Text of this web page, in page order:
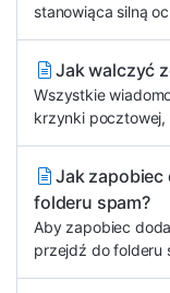
stanowiąca silną
Jak walczyć
Wszystkie
krzynki pocztowej,
Jak zapobiec
folderu spam?
Aby zapobiec
przejdź do folderu